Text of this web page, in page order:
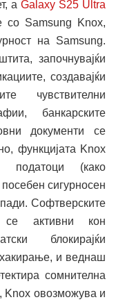
а Galaxy S25 Ultra
со Samsung Knox,
на Samsung.
започнувајќи
создавајќи
чувствителни
банкарските
документи се
функцијата Knox
податоци (како
сигурносен
Софтверските
активни кон
блокирајќи
и веднаш
сомнителна
Knox овозможува и